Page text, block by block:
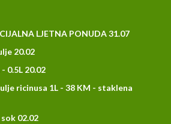
LJETNA PONUDA 31.07
20.02
0.5L 20.02
ricinusa 1L - 38 KM - staklena
02.02